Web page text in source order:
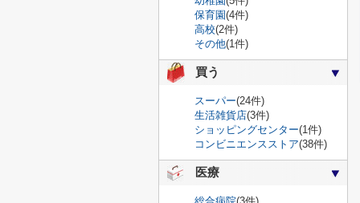
保育園(4件)
高校(2件)
その他(1件)
買う
スーパー(24件)
生活雑貨店(3件)
ショッピングセンター(1件)
コンビニエンスストア(38件)
医療